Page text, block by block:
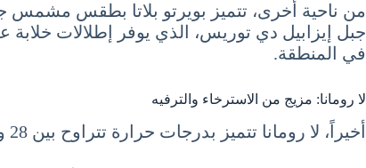
جبل إيزابيل دي توريس، الذي يوفر إطلالات
في المنطقة.
لا رومانا: مزيج من الاسترخاء والترفيه
أخيراً، لا رومانا تتميز بدرجات حرارة تتراوح بين 28 و31 درجة مئوية، مع طقس مشمس ومستقر. تشتهر المدينة بمنتجعاتها الفاخرة ونوادي الجولف الممتازة.